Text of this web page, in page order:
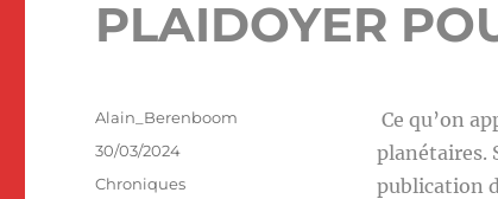
PLAIDOYER
Ce qu’on
planétaires.
publication
Auteur
Alain_Berenboom
Publié
le
30/03/2024
Catégories
Chroniques